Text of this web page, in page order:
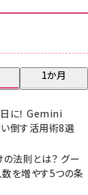
1か月
に！ Gemini
倒す活用術8選
法則とは？ グー
数を増やす5つの条